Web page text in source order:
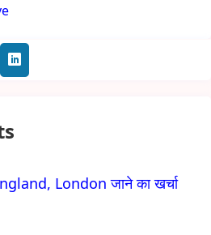
London जाने का खर्चा